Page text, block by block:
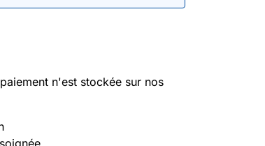
n'est stockée sur nos